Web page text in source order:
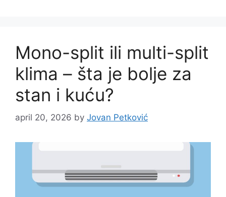
Mono-split ili multi-split
klima – šta je bolje za
stan i kuću?
april 20, 2026 by Jovan Petković